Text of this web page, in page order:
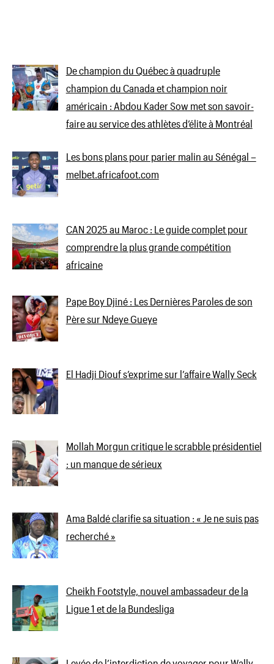
De champion du Québec à quadruple
champion du Canada et champion noir
américain : Abdou Kader Sow met son savoir-
faire au service des athlètes d’élite à Montréal
Les bons plans pour parier malin au Sénégal –
melbet.africafoot.com
CAN 2025 au Maroc : Le guide complet pour
comprendre la plus grande compétition
africaine
Pape Boy Djiné : Les Dernières Paroles de son
Père sur Ndeye Gueye
El Hadji Diouf s’exprime sur l’affaire Wally Seck
Mollah Morgun critique le scrabble présidentiel
: un manque de sérieux
Ama Baldé clarifie sa situation : « Je ne suis pas
recherché »
Cheikh Footstyle, nouvel ambassadeur de la
Ligue 1 et de la Bundesliga